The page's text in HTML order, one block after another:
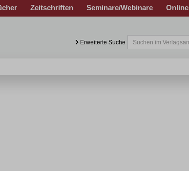
Zeitschriften Seminare/Webinare Online
Erweiterte Suche